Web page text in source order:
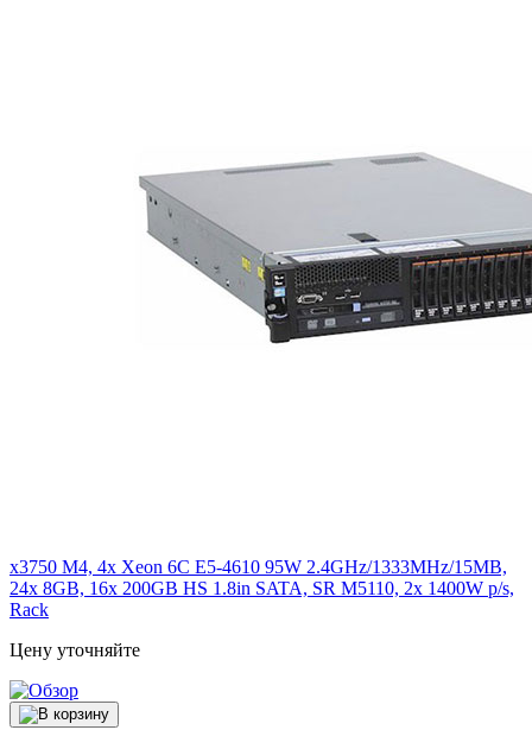
x3750 M4, 4x Xeon 6C E5-4610 95W 2.4GHz/1333MHz/15MB,
24x 8GB, 16x 200GB HS 1.8in SATA, SR M5110, 2x 1400W p/s,
Rack
Цену уточняйте